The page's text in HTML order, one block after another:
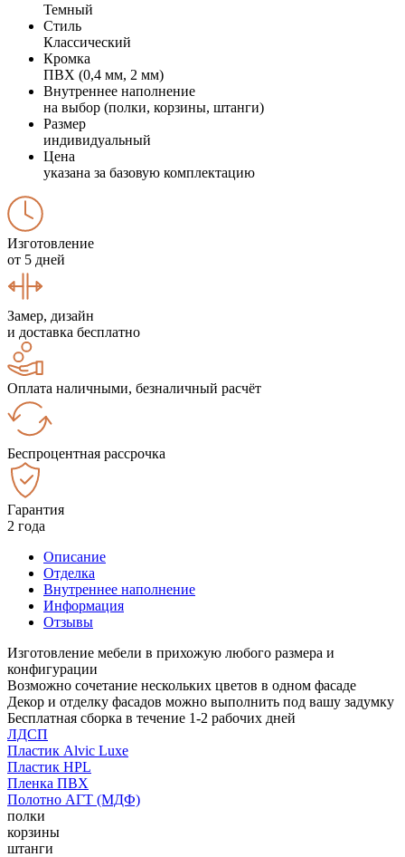
Темный
Стиль
Классический
Кромка
ПВХ (0,4 мм, 2 мм)
Внутреннее наполнение
на выбор (полки, корзины, штанги)
Размер
индивидуальный
Цена
указана за базовую комплектацию
Изготовление
от 5 дней
Замер, дизайн
и доставка бесплатно
Оплата наличными, безналичный расчёт
Беспроцентная рассрочка
Гарантия
2 года
Описание
Отделка
Внутреннее наполнение
Информация
Отзывы
Изготовление мебели в прихожую любого размера и
конфигурации
Возможно сочетание нескольких цветов в одном фасаде
Декор и отделку фасадов можно выполнить под вашу задумку
Бесплатная сборка в течение 1-2 рабочих дней
ЛДСП
Пластик Alvic Luxe
Пластик HPL
Пленка ПВХ
Полотно АГТ (МДФ)
полки
корзины
штанги